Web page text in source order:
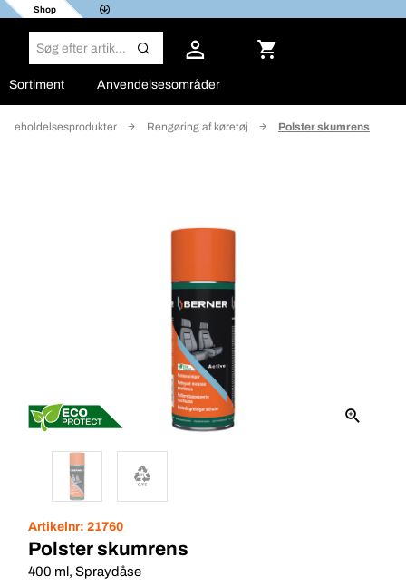
Shop
Sortiment Anvendelsesområder
Rengøring af køretøj Polster skumrens
Artikelnr: 21760
Polster skumrens
400 ml, Spraydåse